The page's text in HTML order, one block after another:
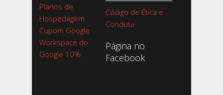
Planos de
Hospedagem
Cupom Google
Workspace do
Google 10%
Código de Ética e
Conduta
Página no
Facebook